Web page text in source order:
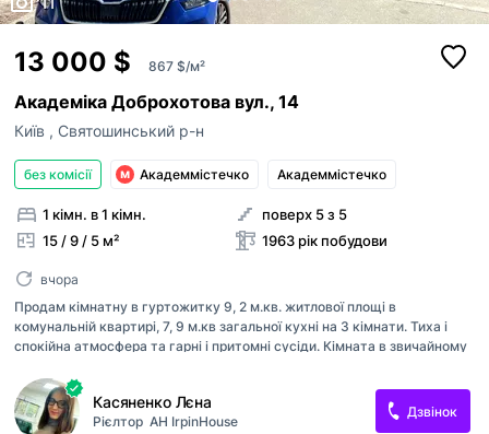
13 000 $ 867 $/м²
Академіка Доброхотова вул., 14
Київ , Святошинський р-н
без комісії Академмістечко Академмістечко
1 кімн. в 1 кімн.
15 / 9 / 5 м²
поверх 5 з 5
1963 рік побудови
вчора
Продам кімнатну в гуртожитку 9, 2 м.кв. житлової площі в
комунальній квартирі, 7, 9 м.кв загальної кухні на 3 кімнати. Тиха і
спокійна атмосфера та гарні і притомні сусіди. Кімната в звичайному
кімнати. В кімнаті металопластикове вікно та вмонтовані шафи з
антресолями. Шикарна локація, біля метро, 5 хв пішки. Поряд з
будинком є всі необхідні магазини та супермаркети (АТБ, Фора).
Касяненко Лєна
Рієлтор АН IrpinHouse
Дзвінок